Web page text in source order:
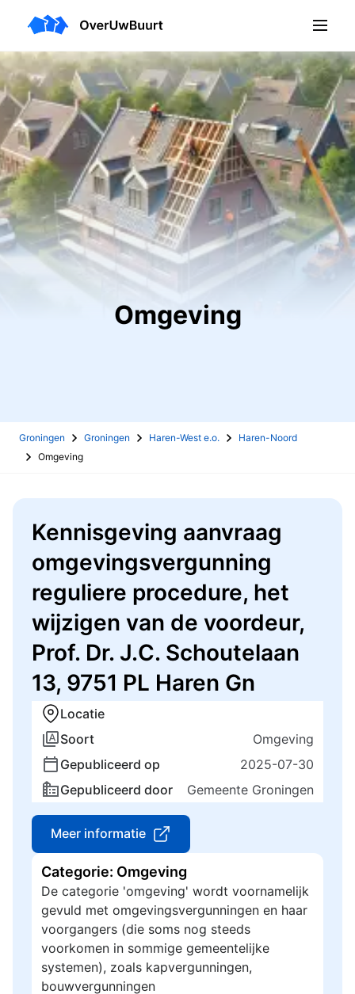
Omgeving
Groningen Groningen Haren-West e.o.
Haren-Noord
Omgeving
Kennisgeving aanvraag
omgevingsvergunning
reguliere procedure, het
wijzigen van de voordeur,
Prof. Dr. J.C. Schoutelaan
13, 9751 PL Haren Gn
Locatie
Soort
Omgeving
Gepubliceerd op
2025-07-30
Gepubliceerd door
Gemeente Groningen
Meer informatie
Categorie: Omgeving
De categorie 'omgeving' wordt voornamelijk
gevuld met omgevingsvergunningen en haar
voorgangers (die soms nog steeds
voorkomen in sommige gemeentelijke
systemen), zoals kapvergunningen,
bouwvergunningen